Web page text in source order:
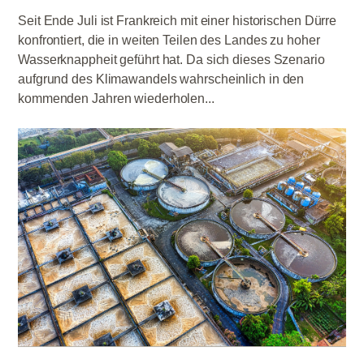
Seit Ende Juli ist Frankreich mit einer historischen Dürre
konfrontiert, die in weiten Teilen des Landes zu hoher
Wasserknappheit geführt hat. Da sich dieses Szenario
aufgrund des Klimawandels wahrscheinlich in den
kommenden Jahren wiederholen...